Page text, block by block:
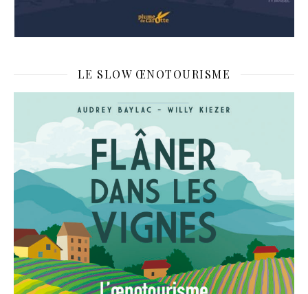
LE SLOW ŒNOTOURISME